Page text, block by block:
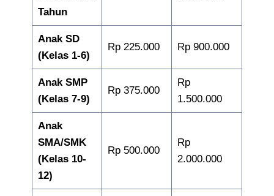
Tahun
Anak SD
(Kelas 1-6)
Rp 225.000 Rp 900.000
Anak SMP
(Kelas 7-9)
Rp 375.000
Rp
1.500.000
Anak
SMA/SMK
(Kelas 10-
12)
Rp 500.000
Rp
2.000.000